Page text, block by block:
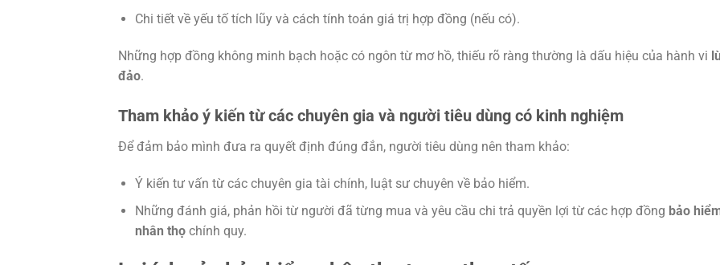
Chi tiết về yếu tố tích lũy và cách tính toán giá trị hợp đồng (nếu có).
Những hợp đồng không minh bạch hoặc có ngôn từ mơ hồ, thiếu rõ ràng thường là dấu hiệu của hành vi
đảo.
Tham khảo ý kiến từ các chuyên gia và người tiêu dùng có kinh nghiệm
Để đảm bảo mình đưa ra quyết định đúng đắn, người tiêu dùng nên tham khảo:
Ý kiến tư vấn từ các chuyên gia tài chính, luật sư chuyên về bảo hiểm.
Những đánh giá, phản hồi từ người đã từng mua và yêu cầu chi trả quyền lợi từ các hợp đồng bảo
nhân thọchính quy.